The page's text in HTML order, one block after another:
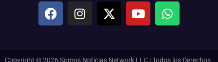
Copyright © 2026 Somos Noticias Network LLC | Todos los Derechos